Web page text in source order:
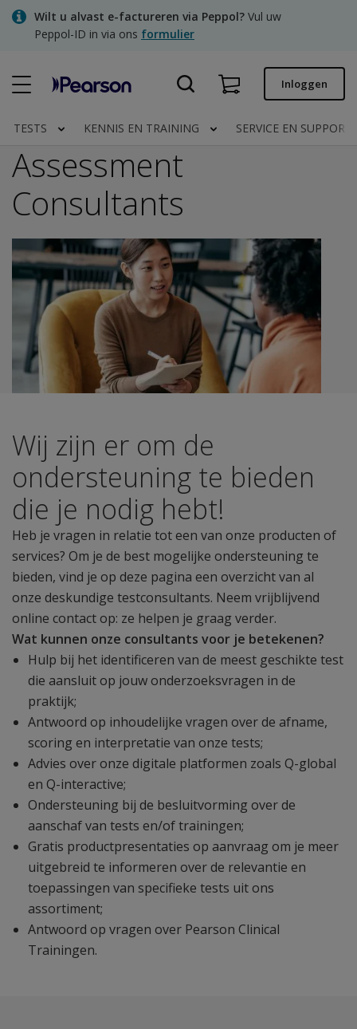
SkipWilt u alvast e-factureren via Peppol? Vul uw
Peppol-ID in via ons formulier
Snel bestellen
Contact
Clinical | NL
Inloggen
TESTS KENNIS EN TRAINING SERVICE EN SUPPORT
Assessment
Consultants
Wij zijn er om de
ondersteuning te bieden
die je nodig hebt!
Heb je vragen in relatie tot een van onze producten of
services? Om je de best mogelijke ondersteuning te
bieden, vind je op deze pagina een overzicht van al
onze deskundige testconsultants. Neem vrijblijvend
online contact op: ze helpen je graag verder.
Wat kunnen onze consultants voor je betekenen?
Hulp bij het identificeren van de meest geschikte test
die aansluit op jouw onderzoeksvragen in de
praktijk;
Antwoord op inhoudelijke vragen over de afname,
scoring en interpretatie van onze tests;
Advies over onze digitale platformen zoals Q-global
en Q-interactive;
Ondersteuning bij de besluitvorming over de
aanschaf van tests en/of trainingen;
Gratis productpresentaties op aanvraag om je meer
uitgebreid te informeren over de relevantie en
toepassingen van specifieke tests uit ons
assortiment;
Antwoord op vragen over Pearson Clinical
Trainingen.